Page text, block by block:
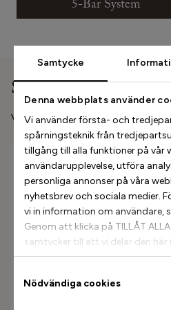
Samtycke
Denna webbplats använder
Vi använder första- och
spårningsteknik från
tillgång till alla funktioner på vår
användarupplevelse, utföra
personliga annonser på våra
nyhetsbrev och sociala medier.
vi in information om användare,
Genom att klicka på TILLÅT
samtycker till att vi delar den
part, till exempel våra
på att om du blockerar vissa
Nödvändiga cookies
5-Bar System
Skor med 5-Bar
Våra platta skor har 5-Bar
Hugo Sneaker - Brown